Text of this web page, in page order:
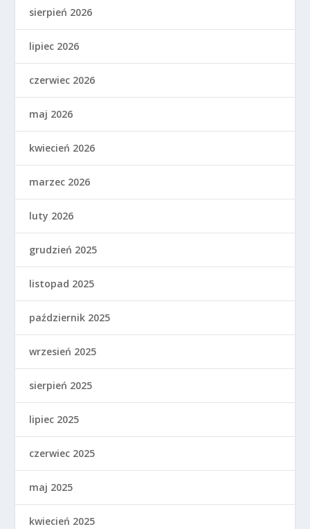
sierpień 2026
lipiec 2026
czerwiec 2026
maj 2026
kwiecień 2026
marzec 2026
luty 2026
grudzień 2025
listopad 2025
październik 2025
wrzesień 2025
sierpień 2025
lipiec 2025
czerwiec 2025
maj 2025
kwiecień 2025